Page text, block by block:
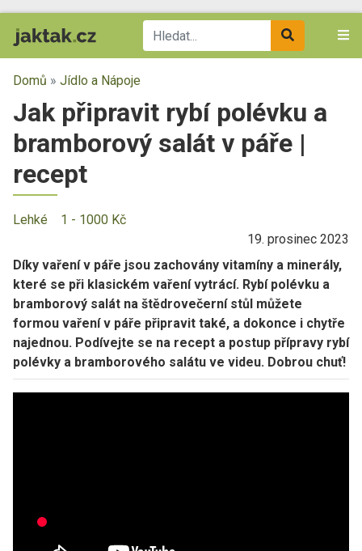
Domů » Jídlo a Nápoje
Jak připravit rybí polévku a
bramborový salát v páře |
recept
Lehké
1 - 1000 Kč
19. prosinec 2023
Díky vaření v páře jsou zachovány vitamíny a minerály,
které se při klasickém vaření vytrácí. Rybí polévku a
bramborový salát na štědrovečerní stůl můžete
formou vaření v páře připravit také, a dokonce i chytře
najednou. Podívejte se na recept a postup přípravy rybí
polévky a bramborového salátu ve videu. Dobrou chuť!